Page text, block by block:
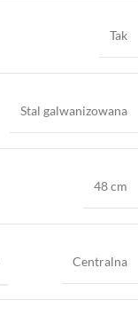
Tak
Stal galwanizowana
48 cm
Centralna